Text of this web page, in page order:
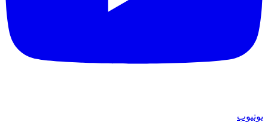
يوتيوب